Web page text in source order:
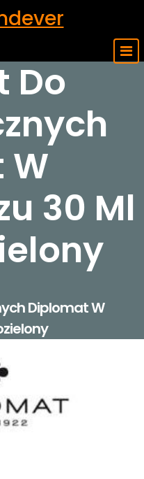
Do
W
30 Ml
Diplomat W